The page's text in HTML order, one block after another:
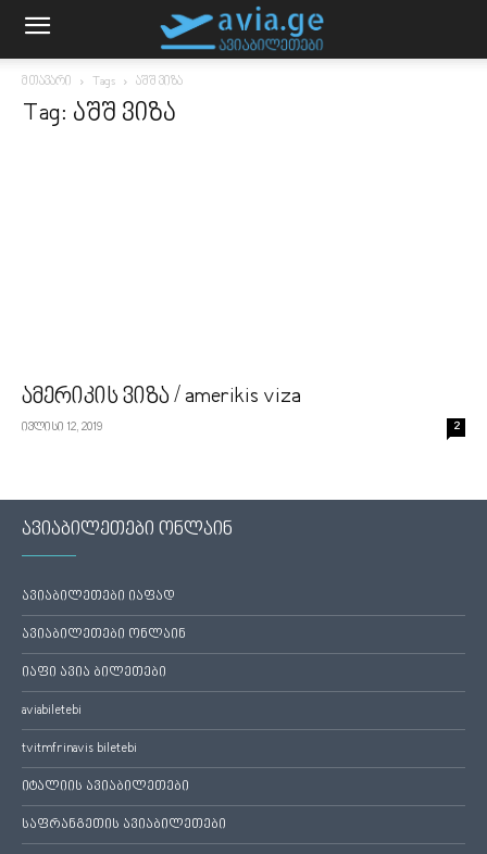
მთავარი Tags აშშ ვიზა
Tag: აშშ ვიზა
ამერიკის ვიზა / amerikis viza
ივლისი 12, 2019 2
ავიაბილეთები ონლაინ
ავიაბილეთები იაფად
ავიაბილეთები ონლაინ
იაფი ავია ბილეთები
aviabiletebi
tvitmfrinavis biletebi
იტალიის ავიაბილეთები
საფრანგეთის ავიაბილეთები